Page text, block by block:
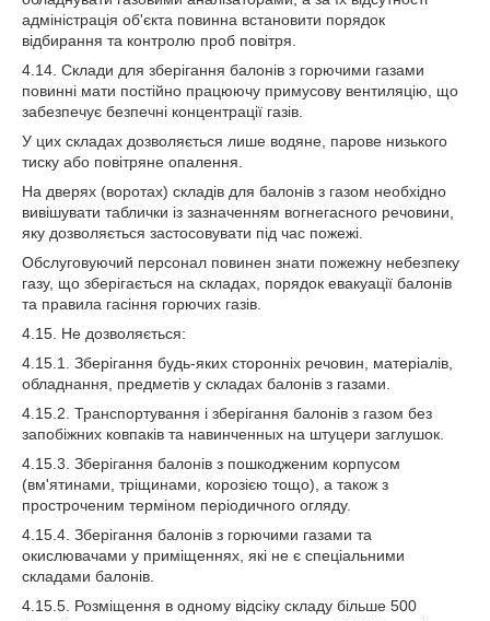
адміністрація об'єкта повинна встановити порядок
відбирання та контролю проб повітря.
4.14. Склади для зберігання балонів з горючими газами
повинні мати постійно працюючу примусову вентиляцію, що
забезпечує безпечні концентрації газів.
У цих складах дозволяється лише водяне, парове низького
тиску або повітряне опалення.
На дверях (воротах) складів для балонів з газом необхідно
вивішувати таблички із зазначенням вогнегасного речовини,
яку дозволяється застосовувати під час пожежі.
Обслуговуючий персонал повинен знати пожежну небезпеку
газу, що зберігається на складах, порядок евакуації балонів
та правила гасіння горючих газів.
4.15. Не дозволяється:
4.15.1. Зберігання будь-яких сторонніх речовин, матеріалів,
обладнання, предметів у складах балонів з газами.
4.15.2. Транспортування і зберігання балонів з газом без
запобіжних ковпаків та навинченных на штуцери заглушок.
4.15.3. Зберігання балонів з пошкодженим корпусом
(вм'ятинами, тріщинами, корозією тощо), а також з
простроченим терміном періодичного огляду.
4.15.4. Зберігання балонів з горючими газами та
окислювачами у приміщеннях, які не є спеціальними
складами балонів.
4.15.5. Розміщення в одному відсіку складу більше 500